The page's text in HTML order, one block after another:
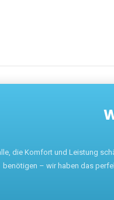
die Komfort und Leistung
benötigen – wir haben das